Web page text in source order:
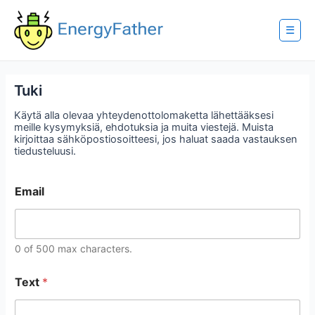
content
☰
Tuki
Käytä alla olevaa yhteydenottolomaketta lähettääksesi
meille kysymyksiä, ehdotuksia ja muita viestejä. Muista
kirjoittaa sähköpostiosoitteesi, jos haluat saada vastauksen
tiedusteluusi.
Email
0 of 500 max characters.
Text *